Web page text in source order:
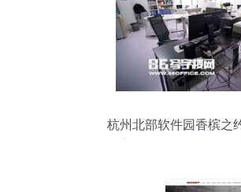
杭州北部软件园香槟之